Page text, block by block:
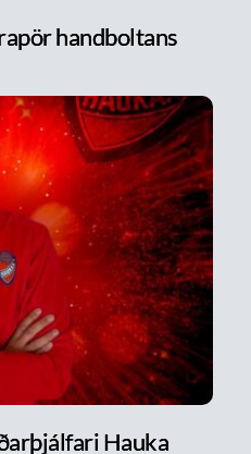
handboltans
Hauka